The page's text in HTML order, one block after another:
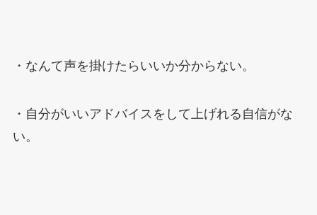
・なんて声を掛けたらいいか分からない。
・自分がいいアドバイスをして上げれる自信がな
い。